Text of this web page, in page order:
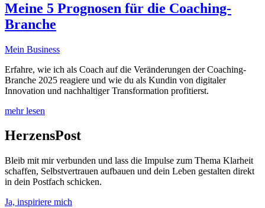
Meine 5 Prognosen für die Coaching-
Branche
Mein Business
Erfahre, wie ich als Coach auf die Veränderungen der Coaching-
Branche 2025 reagiere und wie du als Kundin von digitaler
Innovation und nachhaltiger Transformation profitierst.
mehr lesen
HerzensPost
Bleib mit mir verbunden und lass die Impulse zum Thema Klarheit
schaffen, Selbstvertrauen aufbauen und dein Leben gestalten direkt
in dein Postfach schicken.
Ja, inspiriere mich